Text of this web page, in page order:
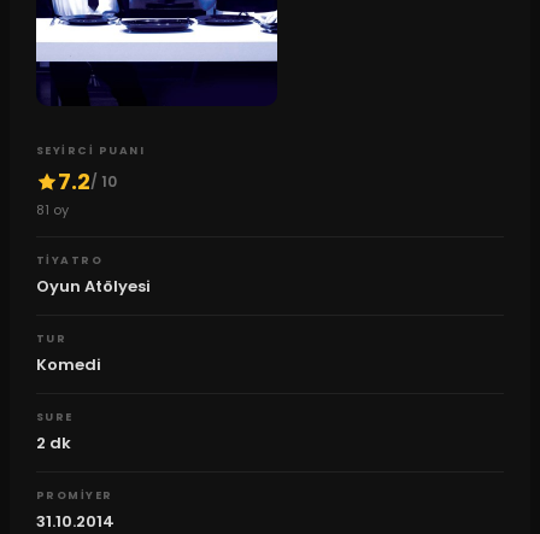
SEYIRCI PUANI
7.2/ 10
81 oy
TIYATRO
Oyun Atölyesi
TUR
Komedi
SURE
2 dk
PROMIYER
31.10.2014